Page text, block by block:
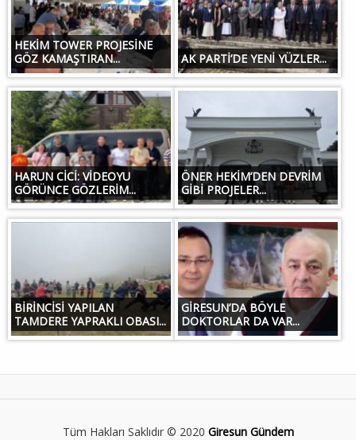
HEKİM TOWER PROJESİNE
GÖZ KAMAŞTIRAN...
AK PARTİ’DE YENİ YÜZLER...
HARUN CİCİ: VİDEOYU
GÖRÜNCE GÖZLERİM...
ÖNER HEKİM’DEN DEVRİM
GİBİ PROJELER...
BİRİNCİSİ YAPILAN
TAMDERE YAPRAKLI OBASI...
GİRESUN’DA BÖYLE
DOKTORLAR DA VAR...
Tüm Hakları Saklıdır © 2020 Giresun Gündem